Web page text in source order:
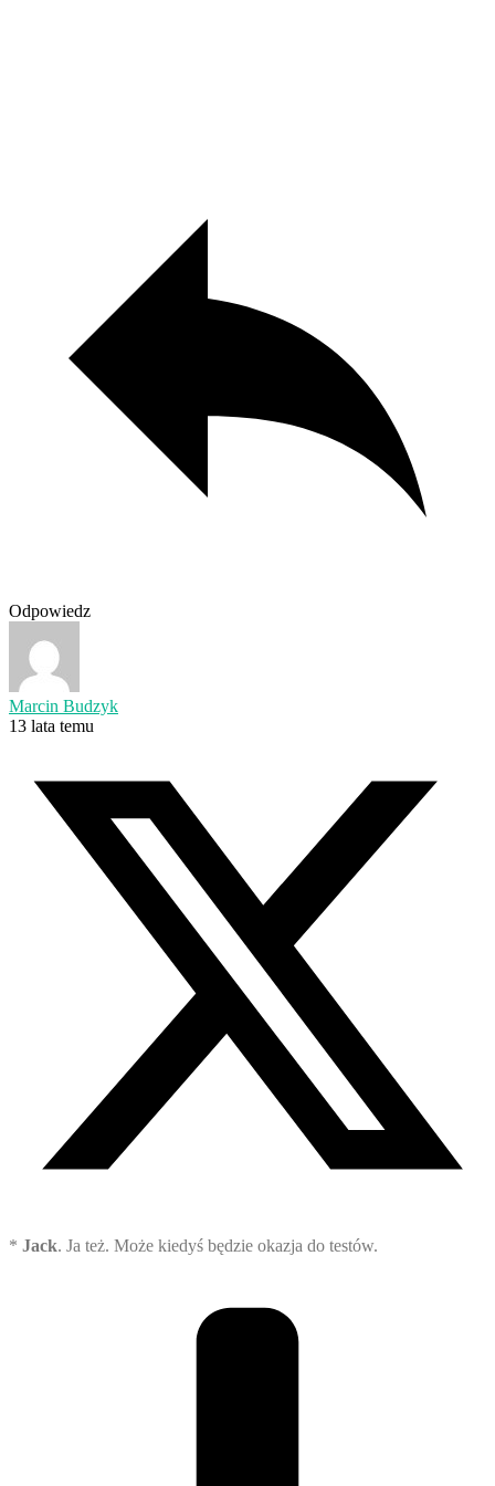
Odpowiedz
Marcin Budzyk
13 lata temu
* Jack. Ja też. Może kiedyś będzie okazja do testów.